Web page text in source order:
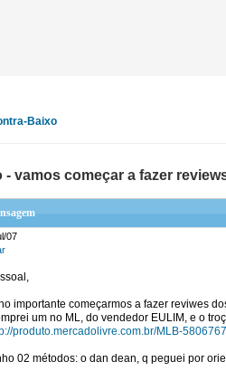
Baixo
vamos começar a fazer
07
importante começarmos a fazer reviwes
um no ML, do vendedor EULIM, e o
produto.mercadolivre.com.br/MLB-
02 métodos: o dan dean, q peguei por